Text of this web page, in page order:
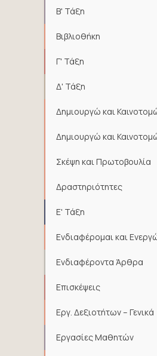
Β' Τάξη
Βιβλιοθήκη
Γ' Τάξη
Δ' Τάξη
Δημιουργώ και
Δημιουργώ και
Σκέψη και Πρωτοβουλία
Δραστηριότητες
Ε' Τάξη
Ενδιαφέρομαι και
Ενδιαφέροντα Άρθρα
Επισκέψεις
Εργ. Δεξιοτήτων – Γενικά
Εργασίες Μαθητών